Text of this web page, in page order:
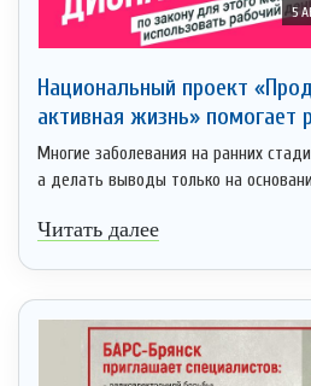
5
Национальный проект
активная жизнь» помогает
Многие заболевания на ранних
а делать выводы только на
Читать далее